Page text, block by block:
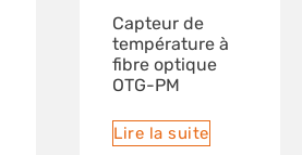
Capteur de
température à
fibre optique
OTG-PM
Lire la suite